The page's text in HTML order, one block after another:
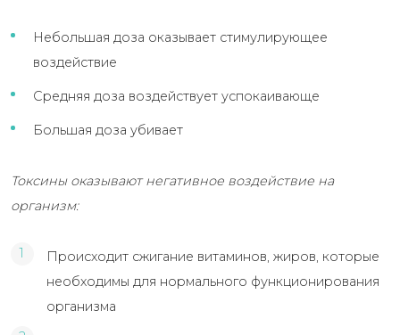
Небольшая доза оказывает стимулирующее
воздействие
Средняя доза воздействует успокаивающе
Большая доза убивает
Токсины оказывают негативное воздействие на
организм:
Происходит сжигание витаминов, жиров, которые
необходимы для нормального функционирования
организма